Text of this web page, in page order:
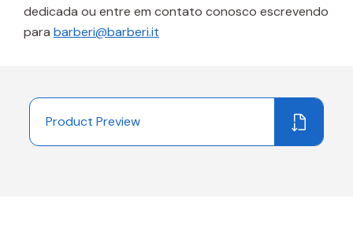
dedicada ou entre em contato conosco escrevendo
para barberi@barberi.it
Product Preview